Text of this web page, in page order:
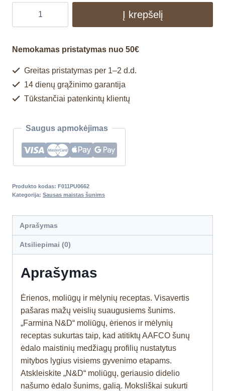
Į krepšelį
Nemokamas pristatymas nuo 50€
Greitas pristatymas per 1–2 d.d.
14 dienų grąžinimo garantija
Tūkstančiai patenkintų klientų
Saugus apmokėjimas
Produkto kodas: F011PU0662
Kategorija: Sausas maistas šunims
Aprašymas
Atsiliepimai (0)
Aprašymas
Ėrienos, moliūgų ir mėlynių receptas. Visavertis
pašaras mažų veislių suaugusiems šunims.
„Farmina N&D“ moliūgų, ėrienos ir mėlynių
receptas sukurtas taip, kad atitiktų AAFCO šunų
ėdalo maistinių medžiagų profilių nustatytus
mitybos lygius visiems gyvenimo etapams.
Atskleiskite „N&D“ moliūgų, geriausio didelio
našumo ėdalo šunims, galią. Moksliškai sukurti